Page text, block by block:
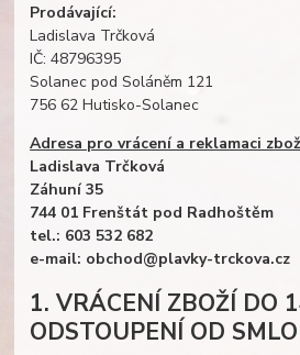
Prodávající:
Ladislava Trčková
IČ: 48796395
Solanec pod Soláněm 121
756 62 Hutisko-Solanec
Adresa pro vrácení a reklamaci
Ladislava Trčková
Záhuní 35
744 01 Frenštát pod Radhoštěm
tel.: 603 532 682
e-mail: obchod@plavky-trckova.cz
1. VRÁCENÍ ZBOŽÍ DO
ODSTOUPENÍ OD